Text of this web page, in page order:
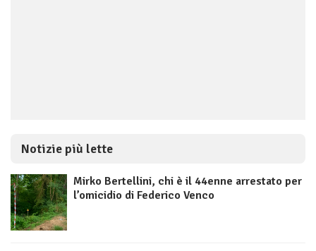
Notizie più lette
Mirko Bertellini, chi è il 44enne arrestato per
l’omicidio di Federico Venco